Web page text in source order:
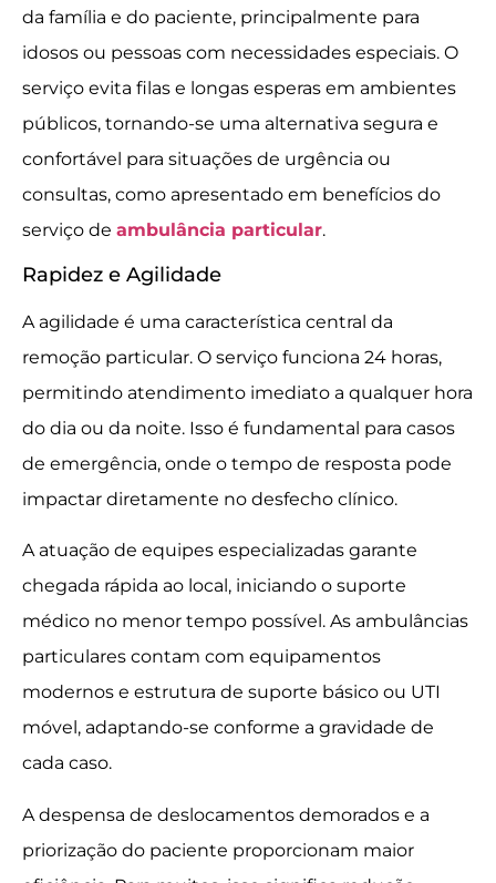
da família e do paciente, principalmente para
idosos ou pessoas com necessidades especiais. O
serviço evita filas e longas esperas em ambientes
públicos, tornando-se uma alternativa segura e
confortável para situações de urgência ou
consultas, como apresentado em benefícios do
serviço de ambulância particular.
Rapidez e Agilidade
A agilidade é uma característica central da
remoção particular. O serviço funciona 24 horas,
permitindo atendimento imediato a qualquer hora
do dia ou da noite. Isso é fundamental para casos
de emergência, onde o tempo de resposta pode
impactar diretamente no desfecho clínico.
A atuação de equipes especializadas garante
chegada rápida ao local, iniciando o suporte
médico no menor tempo possível. As ambulâncias
particulares contam com equipamentos
modernos e estrutura de suporte básico ou UTI
móvel, adaptando-se conforme a gravidade de
cada caso.
A despensa de deslocamentos demorados e a
priorização do paciente proporcionam maior